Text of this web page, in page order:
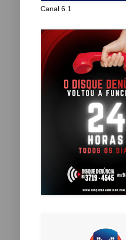
Canal 6.1